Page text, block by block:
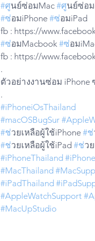
#ศูนย์ซ่อมMac #ศนย์ซ่อม
#ซ่อมiPhone #ซ่อมiPad
fb : https://
#ซ่อมMacbook #ซอม
fb : https://
.
ตัวอย่างงานซ่อม iPhone
.
#iPhoneiOsThailand
#macOSBugSur
#ช่วยเหลือผู้ใช้iPhone #ช
#ช่วยเหลือผู้ใช้iPad #ชว
#iPhoneThailand
#MacThailand
#iPadThailand
#AppleWatchSupport
#MacUpStudio